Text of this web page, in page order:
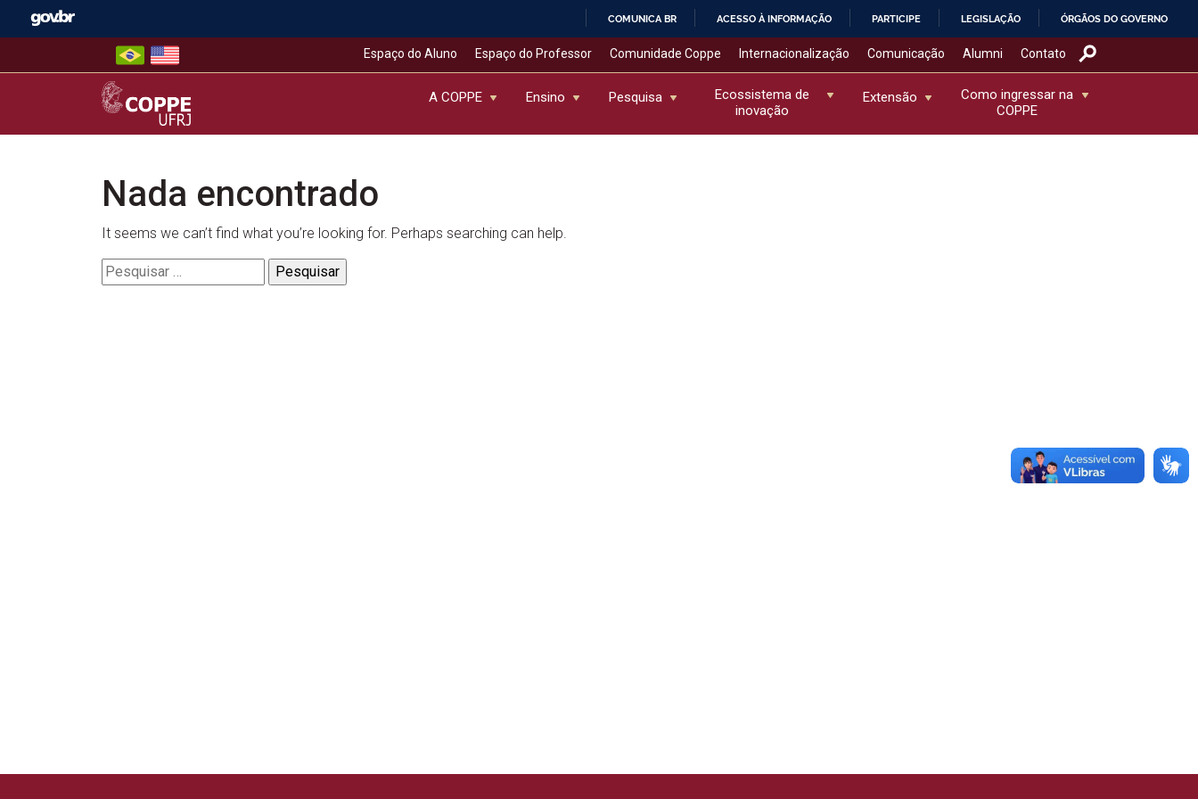
COMUNICA BR ACESSO À INFORMAÇÃO PARTICIPE LEGISLAÇÃO ÓRGÃOS DO GOVERNO
Espaço do Aluno Espaço do Professor Comunidade Coppe Internacionalização Comunicação Alumni Contato
COPPE – UFRJ
A COPPE Ensino Pesquisa
Ecossistema de
inovação
Extensão
Como ingressar na
COPPE
Nada encontrado
It seems we can’t find what you’re looking for. Perhaps searching can help.
Pesquisar
por: